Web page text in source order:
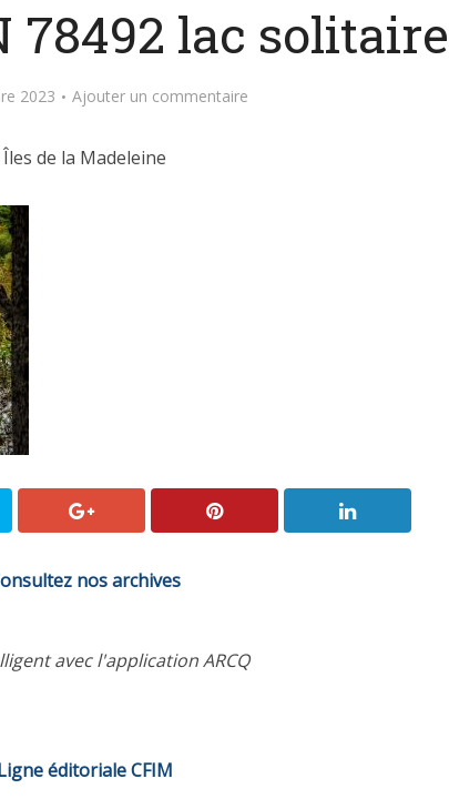
78492 lac solitaire
2023 Ajouter un commentaire
Îles de la Madeleine
nos archives
avec l'application ARCQ
éditoriale CFIM